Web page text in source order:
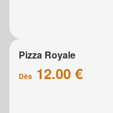
Pizza Royale
Dès 12.00 €